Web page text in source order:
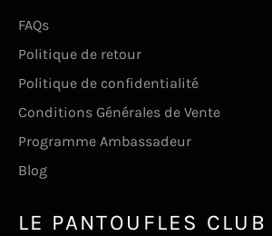
FAQs
Politique de retour
Politique de confidentialité
Conditions Générales de Vente
Programme Ambassadeur
Blog
LE PANTOUFLES CLUB